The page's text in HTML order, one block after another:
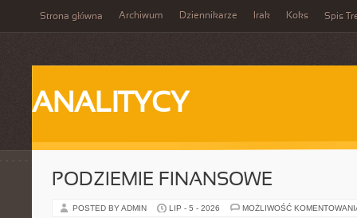
Strona główna Archiwum Dziennikarze Irak Koks Spis
ANALITYCY
PODZIEMIE FINANSOWE
POSTED BY ADMIN LIP - 5 - 2026 MOŻLIWOŚĆ